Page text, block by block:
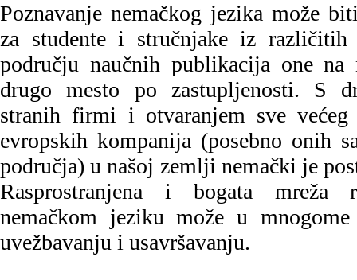
Poznavanje nemačkog jezika može
za studente i stručnjake iz
području naučnih publikacija one na
drugo mesto po zastupljenosti. S
stranih firmi i otvaranjem sve većeg
evropskih kompanija (posebno onih
područja) u našoj zemlji nemački je
Rasprostranjena i bogata mreža
nemačkom jeziku može u
uvežbavanju i usavršavanju.